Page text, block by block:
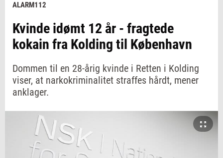
ALARM112
Kvinde idømt 12 år - fragtede
kokain fra Kolding til København
Dommen til en 28-årig kvinde i Retten i Kolding
viser, at narkokriminalitet straffes hårdt, mener
anklager.